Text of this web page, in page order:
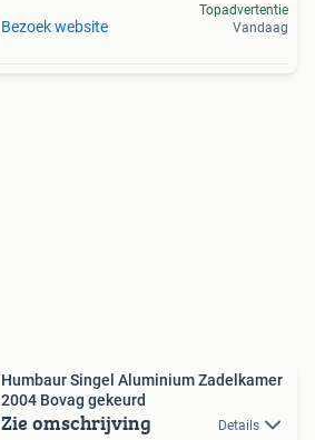
Bezoek website
Topadvertentie
Vandaag
Humbaur Singel Aluminium Zadelkamer
2004 Bovag gekeurd
Zie omschrijving Details